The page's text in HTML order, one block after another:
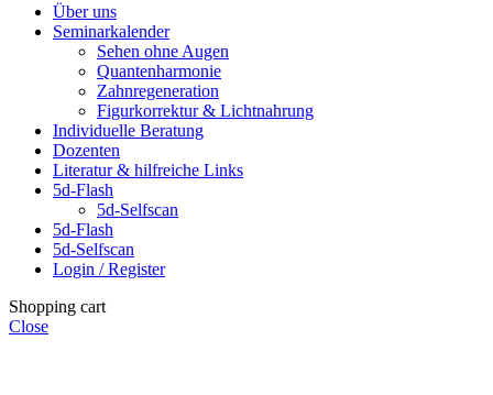
Über uns
Seminarkalender
Sehen ohne Augen
Quantenharmonie
Zahnregeneration
Figurkorrektur & Lichtnahrung
Individuelle Beratung
Dozenten
Literatur & hilfreiche Links
5d-Flash
5d-Selfscan
5d-Flash
5d-Selfscan
Login / Register
Shopping cart
Close